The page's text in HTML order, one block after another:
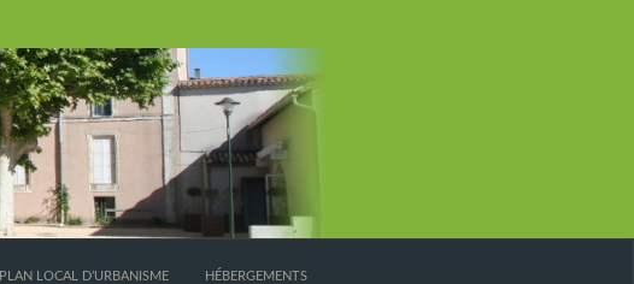
PLAN LOCAL D’URBANISME HÉBERGEMENTS